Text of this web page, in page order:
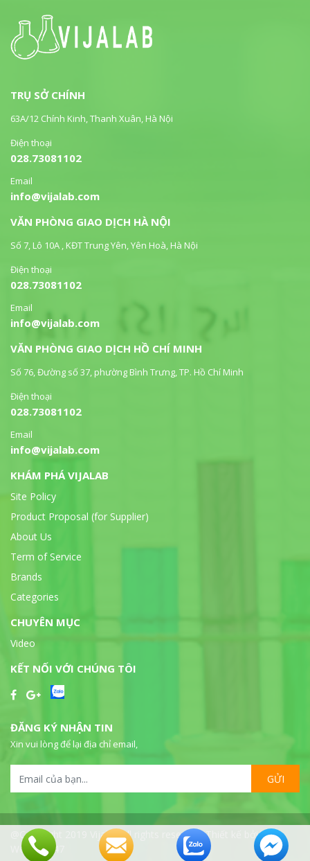
TRỤ SỞ CHÍNH
63A/12 Chính Kinh, Thanh Xuân, Hà Nội
Điện thoại
028.73081102
Email
info@vijalab.com
VĂN PHÒNG GIAO DỊCH HÀ NỘI
Số 7, Lô 10A , KĐT Trung Yên, Yên Hoà, Hà Nội
Điện thoại
028.73081102
Email
info@vijalab.com
VĂN PHÒNG GIAO DỊCH HỒ CHÍ MINH
Số 76, Đường số 37, phường Bình Trưng, TP. Hồ Chí Minh
Điện thoại
028.73081102
Email
info@vijalab.com
KHÁM PHÁ VIJALAB
Site Policy
Product Proposal (for Supplier)
About Us
Term of Service
Brands
Categories
CHUYÊN MỤC
Video
KẾT NỐI VỚI CHÚNG TÔI
ĐĂNG KÝ NHẬN TIN
Xin vui lòng để lại địa chỉ email,
GỬI
@Copyright 2019 Vijalab all rights reserved. Thiết kế bởi
WebSeo247